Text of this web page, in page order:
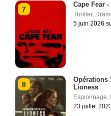
7
Cape Fear
Thriller,
5 juin 2026
8
Opérations
Lioness
Espionnage,
23 juillet